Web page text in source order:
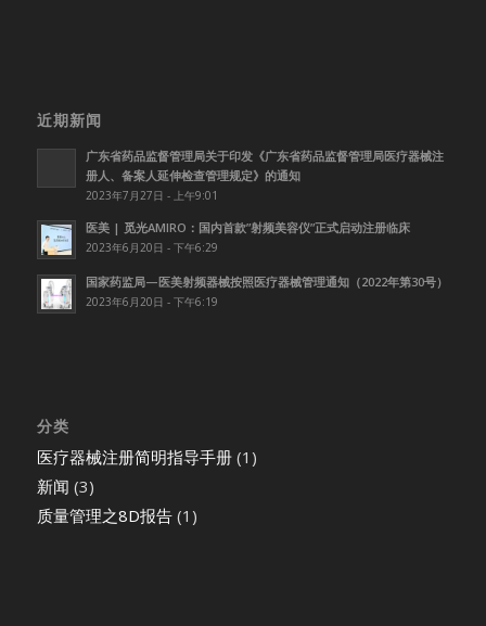
近期新闻
广东省药品监督管理局关于印发《广东省药品监督管理局医疗器械注
册人、备案人延伸检查管理规定》的通知
2023年7月27日 - 上午9:01
医美 | 觅光AMIRO：国内首款”射频美容仪”正式启动注册临床
2023年6月20日 - 下午6:29
国家药监局—医美射频器械按照医疗器械管理通知（2022年第30号）
2023年6月20日 - 下午6:19
分类
医疗器械注册简明指导手册(1)
新闻 (3)
质量管理之8D报告(1)